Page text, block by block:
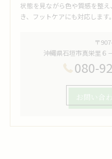
状態を見ながら色や質感を整
き、フットケアにも対応します。
〒
沖縄県石垣市真栄里６
080-
お問い合